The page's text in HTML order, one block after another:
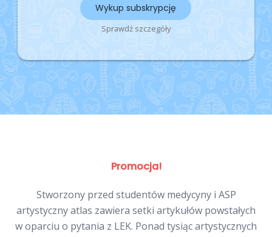
Wykup subskrypcję
Sprawdź szczegóły
Promocja!
Stworzony przed studentów medycyny i ASP
artystyczny atlas zawiera setki artykułów powstałych
w oparciu o pytania z LEK. Ponad tysiąc artystycznych